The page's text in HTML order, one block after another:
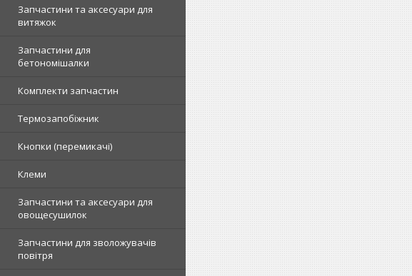
Запчастини та аксесуари для
витяжок
Запчастини для
бетономішалки
Комплекти запчастин
Термозапобіжник
Кнопки (перемикачі)
Клеми
Запчастини та аксесуари для
овощесушилок
Запчастини для зволожувачів
повітря